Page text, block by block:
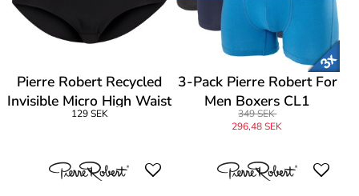
Pierre Robert Recycled
Invisible Micro High Waist
129 SEK
3-Pack Pierre Robert For
Men Boxers CL1
349 SEK
296,48 SEK